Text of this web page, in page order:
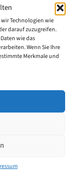
Technologien wie
darauf zuzugreifen.
wie das
Wenn Sie Ihre
Merkmale und
ab
eine